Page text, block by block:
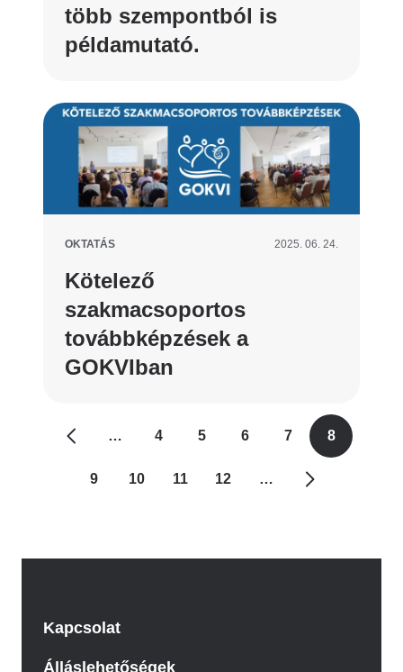
több szempontból is
példamutató.
OKTATÁS 2025. 06. 24.
Kötelező
szakmacsoportos
továbbképzések a
GOKVIban
Oldalszámozás
…
Oldal
4
Oldal
5
Oldal
6
Oldal
7
Jelenlegi
8
Oldal
9
Oldal
10
Oldal
11
Oldal
12 …
Kapcsolat
Álláslehetőségek